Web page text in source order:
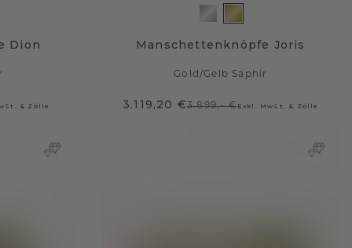
Dion
& Zölle
Manschettenknöpfe Joris
Gold /Gelb Saphir
3.119,20 €3.899,- €Exkl. MwSt. & Zölle